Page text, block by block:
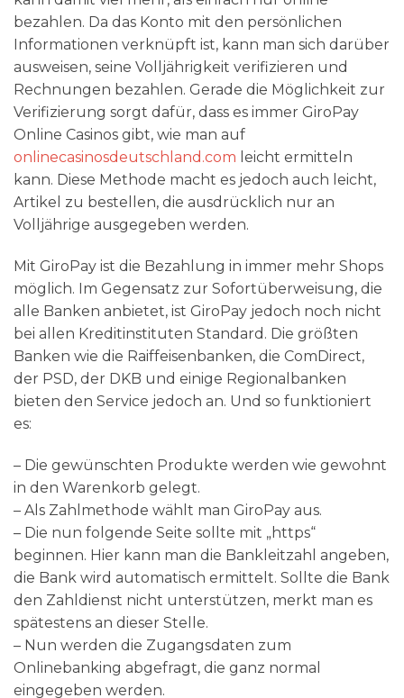
bezahlen. Da das Konto mit den persönlichen
Informationen verknüpft ist, kann man sich darüber
ausweisen, seine Volljährigkeit verifizieren und
Rechnungen bezahlen. Gerade die Möglichkeit zur
Verifizierung sorgt dafür, dass es immer GiroPay
Online Casinos gibt, wie man auf
onlinecasinosdeutschland.com leicht ermitteln
kann. Diese Methode macht es jedoch auch leicht,
Artikel zu bestellen, die ausdrücklich nur an
Volljährige ausgegeben werden.
Mit GiroPay ist die Bezahlung in immer mehr Shops
möglich. Im Gegensatz zur Sofortüberweisung, die
alle Banken anbietet, ist GiroPay jedoch noch nicht
bei allen Kreditinstituten Standard. Die größten
Banken wie die Raiffeisenbanken, die ComDirect,
der PSD, der DKB und einige Regionalbanken
bieten den Service jedoch an. Und so funktioniert
es:
– Die gewünschten Produkte werden wie gewohnt
in den Warenkorb gelegt.
– Als Zahlmethode wählt man GiroPay aus.
– Die nun folgende Seite sollte mit „https“
beginnen. Hier kann man die Bankleitzahl angeben,
die Bank wird automatisch ermittelt. Sollte die Bank
den Zahldienst nicht unterstützen, merkt man es
spätestens an dieser Stelle.
– Nun werden die Zugangsdaten zum
Onlinebanking abgefragt, die ganz normal
eingegeben werden.